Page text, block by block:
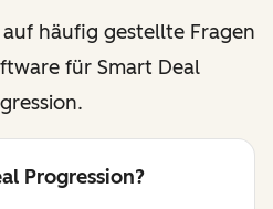
häufig gestellte Fragen
für Smart Deal
Progression?